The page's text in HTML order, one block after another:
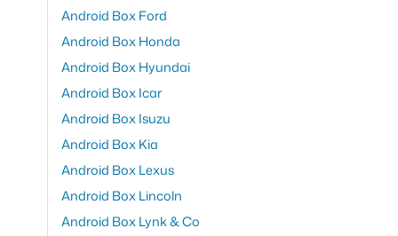
Android Box Ford
Android Box Honda
Android Box Hyundai
Android Box Icar
Android Box Isuzu
Android Box Kia
Android Box Lexus
Android Box Lincoln
Android Box Lynk & Co